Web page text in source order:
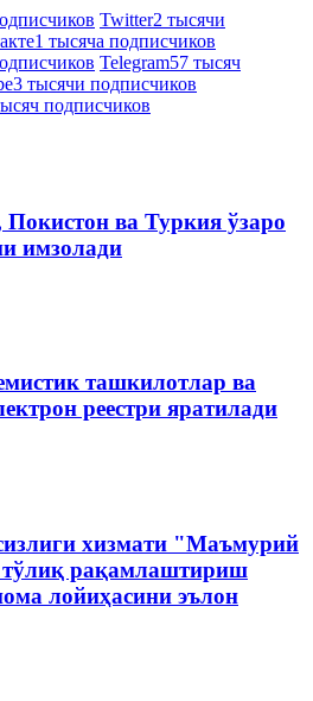
Twitter2 тысячи
1 тысяча подписчиков
Telegram57 тысяч
3 тысячи подписчиков
подписчиков
ва Туркия ўзаро
имзолади
ташкилотлар ва
реестри яратилади
хизмати "Маъмурий
рақамлаштириш
лойиҳасини эълон